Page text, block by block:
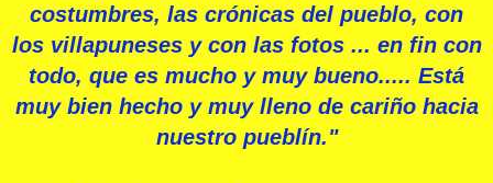
costumbres, las crónicas del pueblo, con
los villapuneses y con las fotos ... en fin con
todo, que es mucho y muy bueno..... Está
muy bien hecho y muy lleno de cariño hacia
nuestro pueblín."